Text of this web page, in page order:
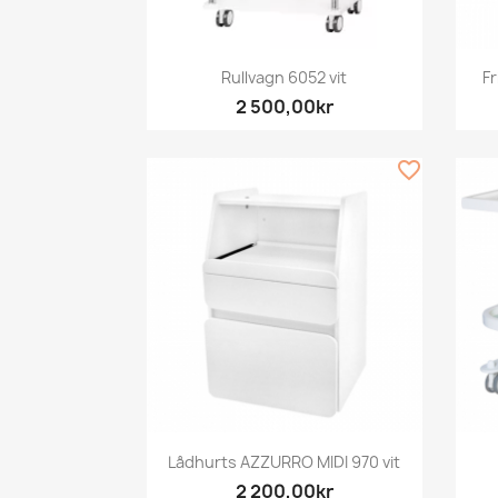
Snabbvy
Rullvagn 6052 vit
2 500,00kr
Snabbvy
Lådhurts AZZURRO MIDI 970 vit
2 200,00kr
favorite_border